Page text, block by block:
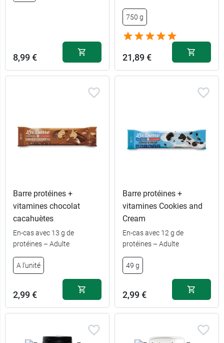
8,99 €
750 g
21,89 €
Barre protéines +
vitamines chocolat
cacahuètes
En-cas avec 13 g de
protéines – Adulte
A l'unité
2,99 €
Barre protéines +
vitamines Cookies and
Cream
En-cas avec 12 g de
protéines – Adulte
49 g
2,99 €